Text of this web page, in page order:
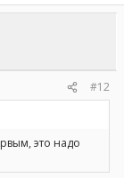
#12
это надо